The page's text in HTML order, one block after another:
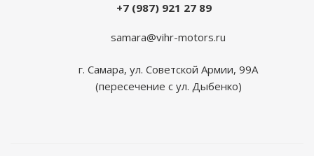
+7 (987) 921 27 89
samara@vihr-motors.ru
г. Самара, ул. Советской Армии, 99А
(пересечение с ул. Дыбенко)